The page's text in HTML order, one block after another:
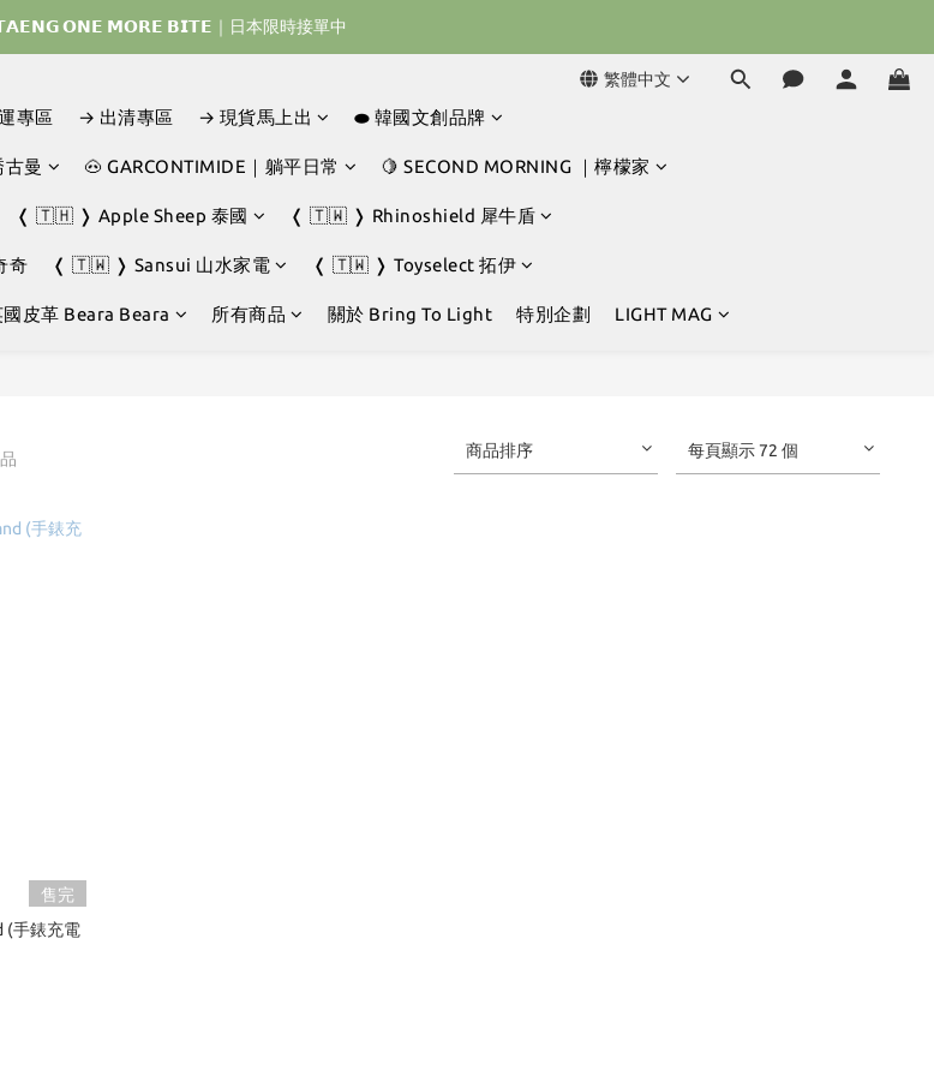
韓國首波開賣囉 ▶ 一起參加我們的熱血棒球冒險吧 ⚾️
𝗢𝗡𝗘 𝗠𝗢𝗥𝗘 𝗕𝗜𝗧𝗘｜日本限時接單中
繁體中文
專區 → 出清專區 → 現貨馬上出 ⬬ 韓國文創品牌
曼 🐽 GARCONTIMIDE｜躺平日常 🍋 SECOND MORNING ｜檸檬家
❬ 🇹🇭 ❭ Apple Sheep 泰國 ❬ 🇹🇼 ❭ Rhinoshield 犀牛盾
奇 ❬ 🇹🇼 ❭ Sansui 山水家電 ❬ 🇹🇼 ❭ Toyselect 拓伊
皮革 Beara Beara 所有商品 關於 Bring To Light 特別企劃 LIGHT MAG
商品排序 每頁顯示 72 個
售完
(手錶充電